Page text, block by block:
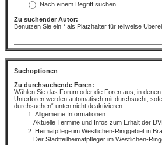
Nach einem Begriff suchen
Zu suchender Autor:
Benutzen Sie ein * als Platzhalter für teilweise
Suchoptionen
Zu durchsuchende Foren:
Wählen Sie das Forum oder die Foren aus, in denen
Unterforen werden automatisch mit durchsucht,
durchsuchen“ unten nicht deaktivieren.